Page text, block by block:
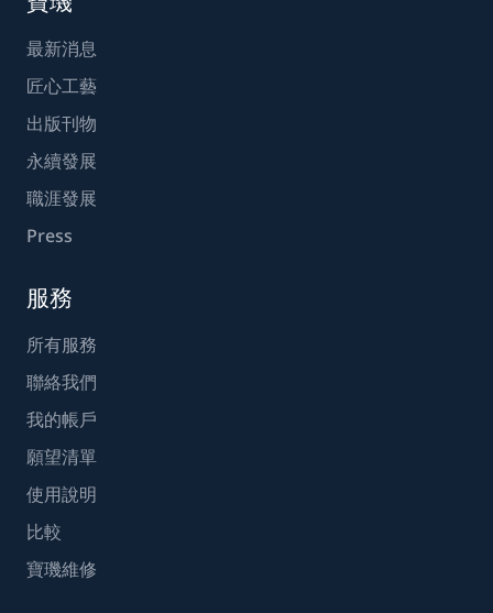
最新消息
匠心工藝
出版刊物
永續發展
職涯發展
Press
服務
所有服務
聯絡我們
我的帳戶
願望清單
使用說明
比較
寶璣維修